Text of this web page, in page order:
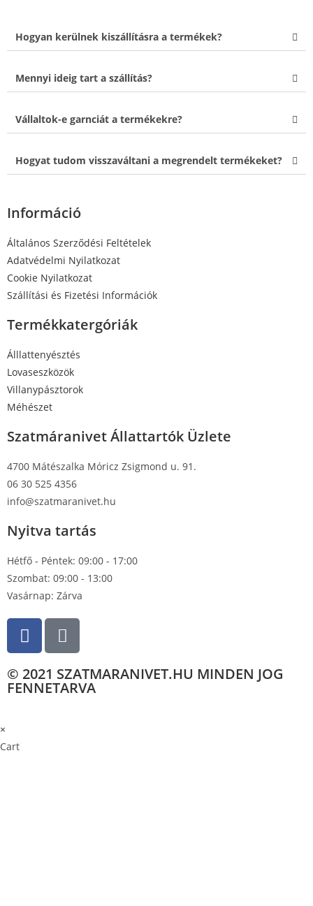
Hogyan kerülnek kiszállításra a termékek?
Mennyi ideig tart a szállítás?
Vállaltok-e garnciát a termékekre?
Hogyat tudom visszaváltani a megrendelt termékeket?
Információ
Általános Szerződési Feltételek
Adatvédelmi Nyilatkozat
Cookie Nyilatkozat
Szállítási és Fizetési Információk
Termékkatergóriák
Álllattenyésztés
Lovaseszközök
Villanypásztorok
Méhészet
Szatmáranivet Állattartók Üzlete
4700 Mátészalka Móricz Zsigmond u. 91.
06 30 525 4356
info@szatmaranivet.hu
Nyitva tartás
Hétfő - Péntek: 09:00 - 17:00
Szombat: 09:00 - 13:00
Vasárnap: Zárva
© 2021 SZATMARANIVET.HU MINDEN JOG
FENNETARVA
×
Cart